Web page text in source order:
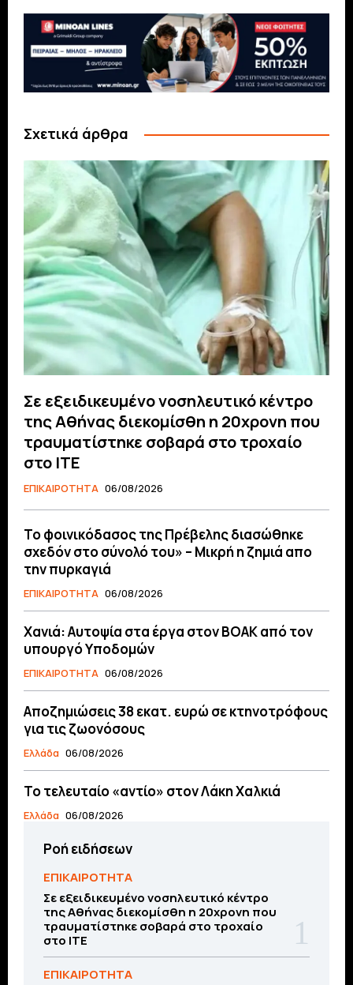
Σχετικά άρθρα
Σε εξειδικευμένο νοσηλευτικό κέντρο
της Αθήνας διεκομίσθη η 20χρονη που
τραυματίστηκε σοβαρά στο τροχαίο
στο ΙΤΕ
ΕΠΙΚΑΙΡΟΤΗΤΑ 06/08/2026
Το φοινικόδασος της Πρέβελης διασώθηκε
σχεδόν στο σύνολό του» – Μικρή η ζημιά απο
την πυρκαγιά
ΕΠΙΚΑΙΡΟΤΗΤΑ 06/08/2026
Χανιά: Αυτοψία στα έργα στον ΒΟΑΚ από τον
υπουργό Υποδομών
ΕΠΙΚΑΙΡΟΤΗΤΑ 06/08/2026
Αποζημιώσεις 38 εκατ. ευρώ σε κτηνοτρόφους
για τις ζωονόσους
Ελλάδα 06/08/2026
Το τελευταίο «αντίο» στον Λάκη Χαλκιά
Ελλάδα 06/08/2026
Ροή ειδήσεων
ΕΠΙΚΑΙΡΟΤΗΤΑ
Σε εξειδικευμένο νοσηλευτικό κέντρο
της Αθήνας διεκομίσθη η 20χρονη που
τραυματίστηκε σοβαρά στο τροχαίο
στο ΙΤΕ
ΕΠΙΚΑΙΡΟΤΗΤΑ